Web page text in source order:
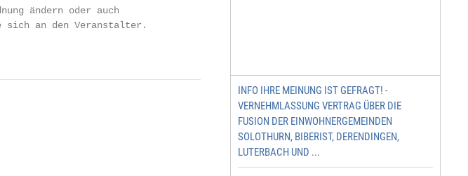
ändern oder auch
sich an den Veranstalter.
INFO IHRE MEINUNG IST GEFRAGT! -
VERNEHMLASSUNG VERTRAG ÜBER DIE
FUSION DER EINWOHNERGEMEINDEN
SOLOTHURN, BIBERIST, DERENDINGEN,
LUTERBACH UND ...